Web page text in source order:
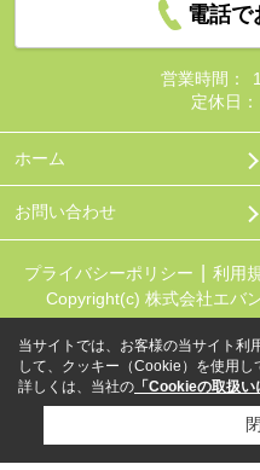
電話で
営業時間：
定休日：
ホーム
お問い合わせ
プライバシーポリシー 利用
Copyright(c) 株式会社エバ
当サイトでは、お客様の当サイト利
して、クッキー（Cookie）を使用し
詳しくは、当社の 「Cookieの取扱い